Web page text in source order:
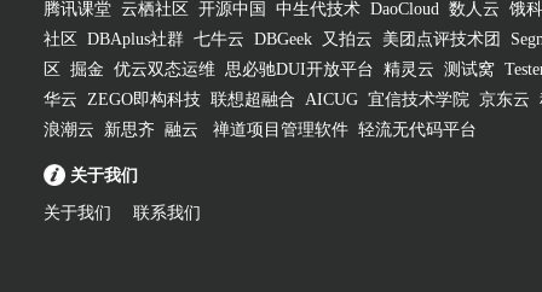
腾讯课堂 云栖社区 开源中国 中生代技术 DaoCloud 数人云 饿
社区
DBAplus社群 七牛云 DBGeek 又拍云 美团点评技术团
区
掘金 优云双态运维 思必驰DUI开放平台 精灵云 测试窝
华云 ZEGO即构科技 联想超融合 AICUG 宜信技术学院 京东云
浪潮云
新思齐 融云 禅道项目管理软件 轻流无代码平台
关于我们
关于我们 联系我们